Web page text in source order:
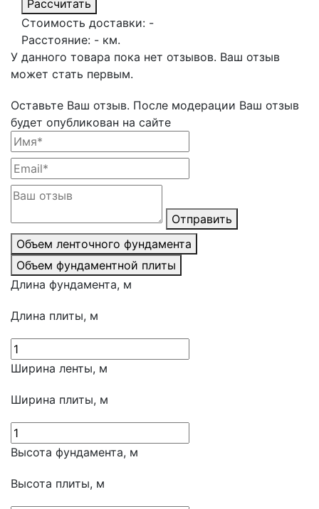
Рассчитать
Стоимость доставки: -
Расстояние: - км.
У данного товара пока нет отзывов. Ваш отзыв
может стать первым.
Оставьте Ваш отзыв. После модерации Ваш отзыв
будет опубликован на сайте
Отправить
Объем ленточного фундамента
Объем фундаментной плиты
Длина фундамента, м
Длина плиты, м
Ширина ленты, м
Ширина плиты, м
Высота фундамента, м
Высота плиты, м